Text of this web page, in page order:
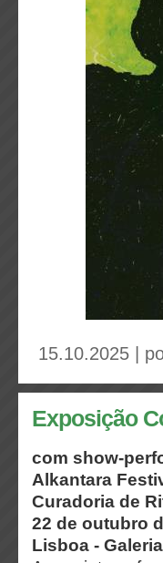
15.10.2025 |
Exposição
com show-
Alkantara
Curadoria de
22 de outubro
Lisboa -